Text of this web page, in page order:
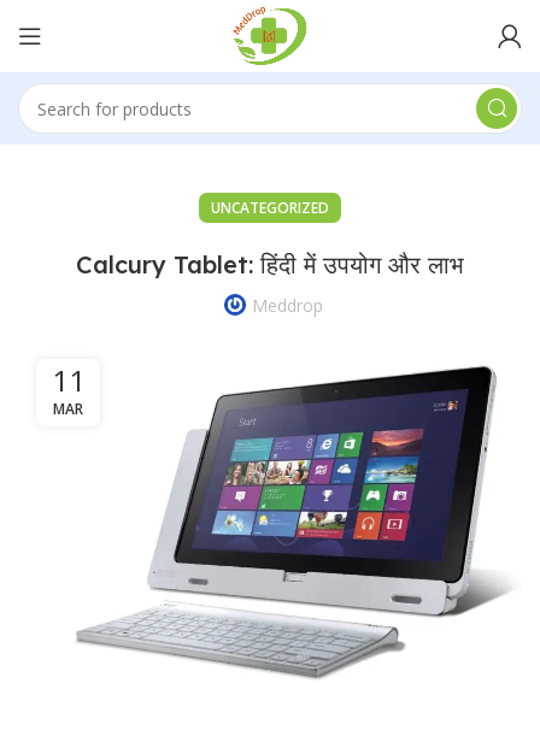
UNCATEGORIZED
Calcury Tablet: हिंदी में उपयोग और लाभ
Meddrop
11
MAR